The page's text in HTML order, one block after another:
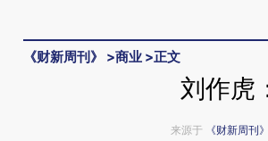
《财新周刊》 >商业 >正文
刘作虎
来源于 《财新周刊》